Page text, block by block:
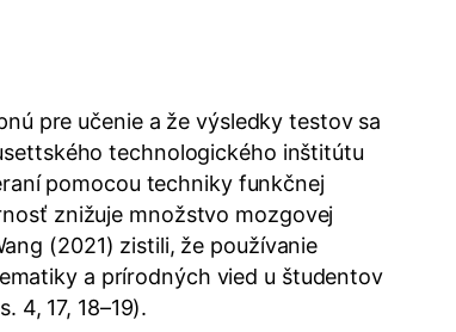
pre učenie a že výsledky testov sa
technologického inštitútu
pomocou techniky funkčnej
znižuje množstvo mozgovej
(2021) zistili, že používanie
a prírodných vied u študentov
4, 17, 18–19).